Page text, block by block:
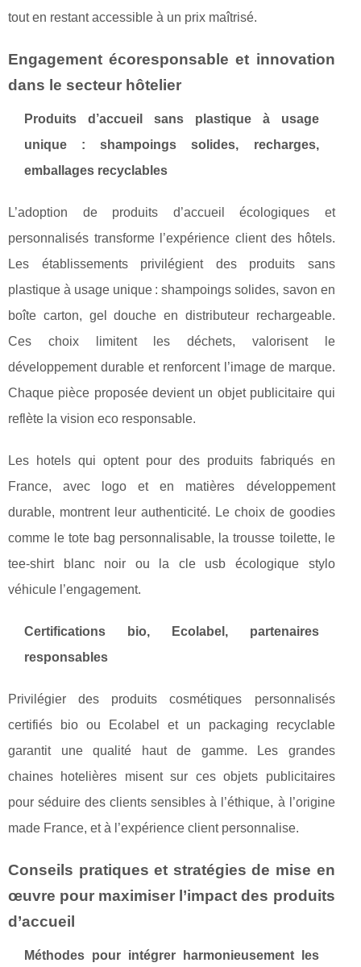
tout en restant accessible à un prix maîtrisé.
Engagement écoresponsable et innovation
dans le secteur hôtelier
Produits d’accueil sans plastique à usage
unique : shampoings solides, recharges,
emballages recyclables
L’adoption de produits d’accueil écologiques et
personnalisés transforme l’expérience client des hôtels.
Les établissements privilégient des produits sans
plastique à usage unique : shampoings solides, savon en
boîte carton, gel douche en distributeur rechargeable.
Ces choix limitent les déchets, valorisent le
développement durable et renforcent l’image de marque.
Chaque pièce proposée devient un objet publicitaire qui
reflète la vision eco responsable.
Les hotels qui optent pour des produits fabriqués en
France, avec logo et en matières développement
durable, montrent leur authenticité. Le choix de goodies
comme le tote bag personnalisable, la trousse toilette, le
tee-shirt blanc noir ou la cle usb écologique stylo
véhicule l’engagement.
Certifications bio, Ecolabel, partenaires
responsables
Privilégier des produits cosmétiques personnalisés
certifiés bio ou Ecolabel et un packaging recyclable
garantit une qualité haut de gamme. Les grandes
chaines hotelières misent sur ces objets publicitaires
pour séduire des clients sensibles à l’éthique, à l’origine
made France, et à l’expérience client personnalise.
Conseils pratiques et stratégies de mise en
œuvre pour maximiser l’impact des produits
d’accueil
Méthodes pour intégrer harmonieusement les